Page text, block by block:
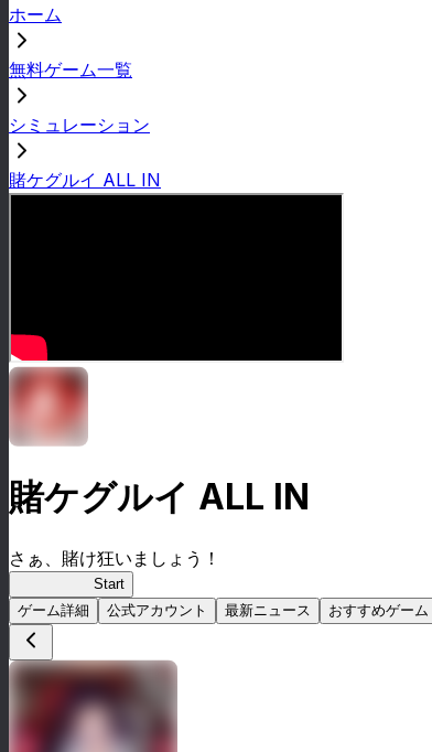
ホーム
無料ゲーム一覧
シミュレーション
賭ケグルイ ALL IN
賭ケグルイ ALL IN
さぁ、賭け狂いましょう！
Start
ゲーム詳細
公式アカウント 最新ニュース おすすめゲーム